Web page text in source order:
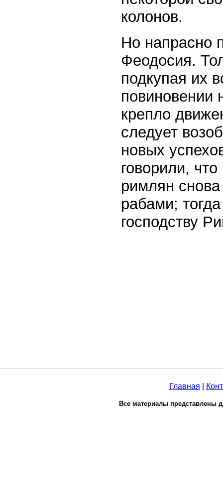
колонов.
Но напрасно
Феодосия.
подкупая их
повиновении
крепло
следует
новых
говорили,
римлян
рабами;
господству
Главная
Все материалы представлены